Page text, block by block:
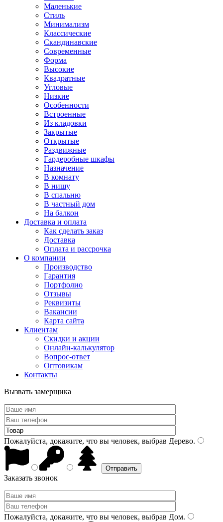
Маленькие
Стиль
Минимализм
Классические
Скандинавские
Современные
Форма
Высокие
Квадратные
Угловые
Низкие
Особенности
Встроенные
Из кладовки
Закрытые
Открытые
Раздвижные
Гардеробные шкафы
Назначение
В комнату
В нишу
В спальню
В частный дом
На балкон
Доставка и оплата
Как сделать заказ
Доставка
Оплата и рассрочка
О компании
Производство
Гарантия
Портфолио
Отзывы
Реквизиты
Вакансии
Карта сайта
Клиентам
Скидки и акции
Онлайн-калькулятор
Вопрос-ответ
Оптовикам
Контакты
Вызвать замерщика
Пожалуйста, докажите, что вы человек, выбрав Дерево.
Заказать звонок
Пожалуйста, докажите, что вы человек, выбрав Дом.